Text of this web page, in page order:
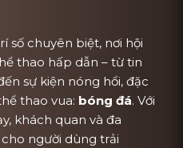
số chuyên biệt, nơi hội
thao hấp dẫn – từ tin
sự kiện nóng hổi, đặc
thao vua: bóng đá. Với
khách quan và đa
người dùng trải